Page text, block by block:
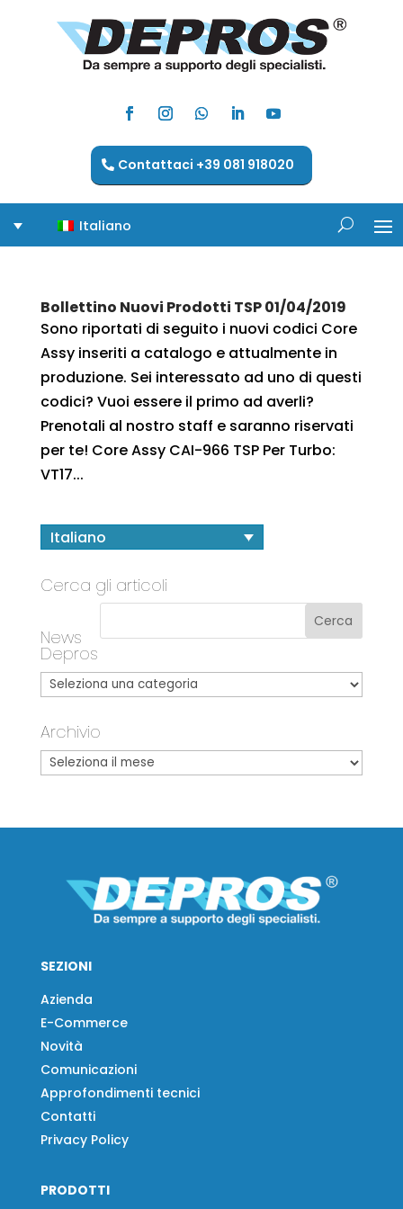
Contattaci +39 081 918020
Italiano
Bollettino Nuovi Prodotti TSP 01/04/2019
Sono riportati di seguito i nuovi codici Core
Assy inseriti a catalogo e attualmente in
produzione. Sei interessato ad uno di questi
codici? Vuoi essere il primo ad averli?
Prenotali al nostro staff e saranno riservati
per te! Core Assy CAI-966 TSP Per Turbo:
VT17...
Italiano
Cerca gli articoli
News
Depros
Archivio
SEZIONI
Azienda
E-Commerce
Novità
Comunicazioni
Approfondimenti tecnici
Contatti
Privacy Policy
PRODOTTI